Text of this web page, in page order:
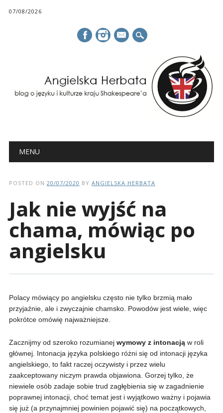
07/08/2026
mail
Main menu
MENU
POSTED ON 20/07/2020 BY ANGIELSKA HERBATA
Jak nie wyjść na
chama, mówiąc po
angielsku
Polacy mówiący po angielsku często nie tylko brzmią mało
przyjaźnie, ale i zwyczajnie chamsko. Powodów jest wiele, więc
pokrótce omówię najważniejsze.
Zacznijmy od szeroko rozumianej wymowy z intonacją w roli
głównej. Intonacja języka polskiego różni się od intonacji języka
angielskiego, to fakt raczej oczywisty i przez wielu
zaakceptowany niczym prawda objawiona. Gorzej tylko, że
niewiele osób zadaje sobie trud zagłębienia się w zagadnienie
poprawnej intonacji, choć temat jest i wyjątkowo ważny i pojawia
się już (a przynajmniej powinien pojawić się) na początkowych,